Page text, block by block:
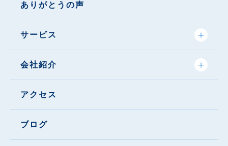
ありがとうの声
サービス
会社紹介
アクセス
ブログ